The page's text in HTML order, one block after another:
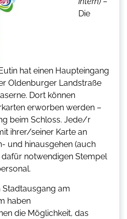
Die
hat einen Haupteingang
Oldenburger Landstraße
Dort können
erworben werden –
beim Schloss. Jede/r
ihrer/seiner Karte an
und hinausgehen (auch
dafür notwendigen Stempel
Stadtausgang am
haben
die Möglichkeit, das